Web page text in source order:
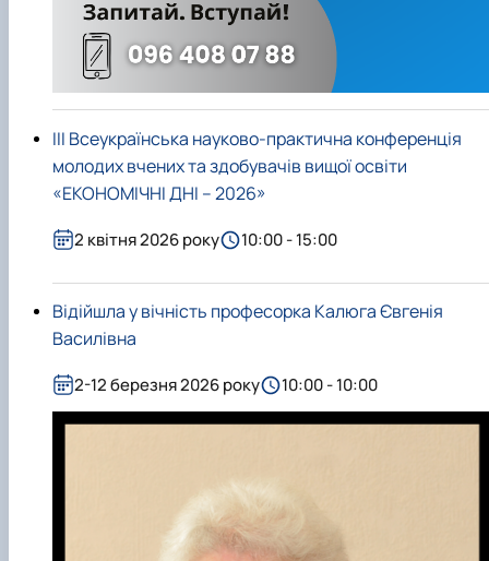
ІІІ Всеукраїнська науково-практична конференція
молодих вчених та здобувачів вищої освіти
«ЕКОНОМІЧНІ ДНІ – 2026»
2 квітня 2026 року 10:00 - 15:00
Відійшла у вічність професорка Калюга Євгенія
Василівна
2-12 березня 2026 року 10:00 - 10:00